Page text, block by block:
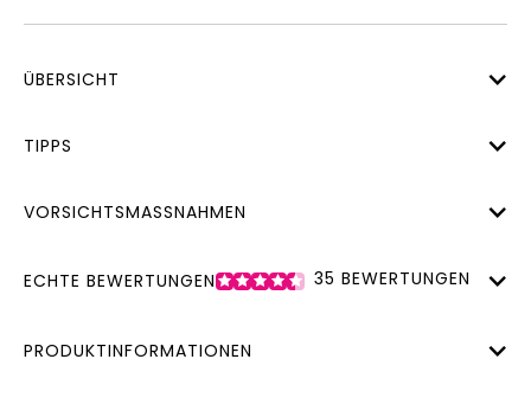
ÜBERSICHT
TIPPS
VORSICHTSMASSNAHMEN
ECHTE BEWERTUNGEN 35 BEWERTUNGEN
PRODUKTINFORMATIONEN